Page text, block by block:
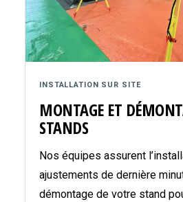
INSTALLATION SUR SITE
MONTAGE ET
STANDS
Nos équipes assurent
ajustements de dernière
démontage de votre stand